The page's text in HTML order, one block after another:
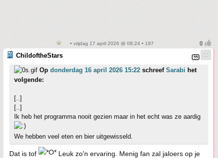
• vrijdag 17 april 2026 @ 08:24 • 197
ChildoftheStars
Op donderdag 16 april 2026 15:22 schreef Sarabi het
volgende:
[..]
[..]
Ik heb het programma nooit gezien maar in het echt was ze aardig
We hebben veel eten en bier uitgewisseld.
Dat is tof
Leuk zo'n ervaring. Menig fan zal jaloers op je